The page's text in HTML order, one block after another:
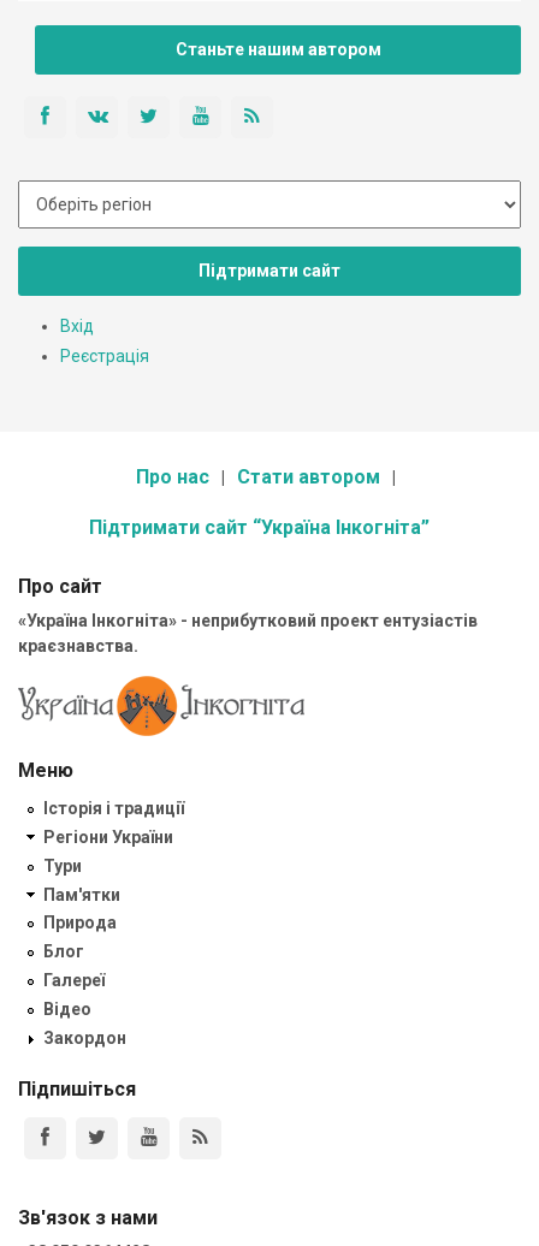
Станьте нашим автором
Підтримати сайт
Вхід
Реєстрація
Про нас Стати автором
Підтримати сайт “Україна Інкогніта”
Про сайт
«Україна Інкогніта» - неприбутковий проект ентузіастів
краєзнавства.
Меню
Історія і традиції
Регіони України
Тури
Пам'ятки
Природа
Блог
Галереї
Відео
Закордон
Підпишіться
Зв'язок з нами